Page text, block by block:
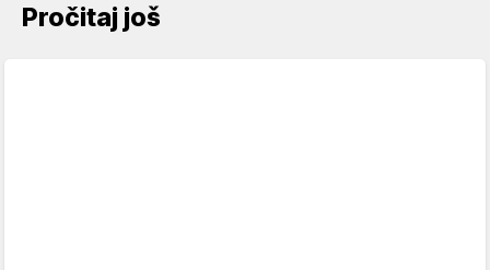
Pročitaj još